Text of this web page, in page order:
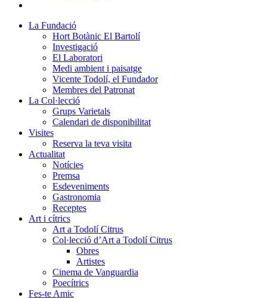
La Fundació
Hort Botànic El Bartolí
Investigació
El Laboratori
Medi ambient i paisatge
Vicente Todolí, el Fundador
Membres del Patronat
La Col·lecció
Grups Varietals
Calendari de disponibilitat
Visites
Reserva la teva visita
Actualitat
Notícies
Premsa
Esdeveniments
Gastronomia
Receptes
Art i cítrics
Art a Todolí Citrus
Col·lecció d’Art a Todolí Citrus
Obres
Artistes
Cinema de Vanguardia
Poecítrics
Fes-te Amic